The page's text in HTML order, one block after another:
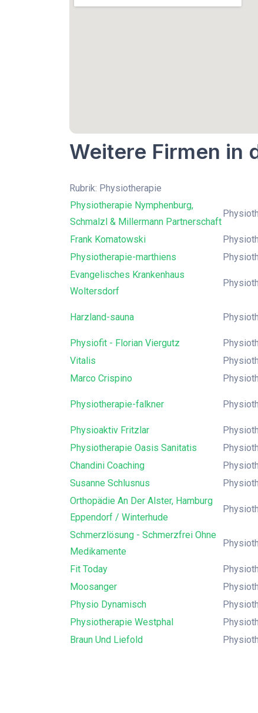
Weitere Firmen in
Rubrik: Physiotherapie
Physiotherapie Nymphenburg,
Schmalzl & Millermann Partnerschaft
Frank Komatowski
Physiotherapie-marthiens
Evangelisches Krankenhaus
Woltersdorf
Harzland-sauna
Physiofit - Florian Viergutz
Vitalis
Marco Crispino
Physiotherapie-falkner
Physioaktiv Fritzlar
Physiotherapie Oasis Sanitatis
Chandini Coaching
Susanne Schlusnus
Orthopädie An Der Alster, Hamburg
Eppendorf / Winterhude
Schmerzlösung - Schmerzfrei Ohne
Medikamente
Fit Today
Moosanger
Physio Dynamisch
Physiotherapie Westphal
Braun Und Liefold